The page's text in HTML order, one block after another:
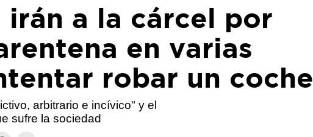
irán a la cárcel por
en varias
robar un coche
arbitrario e incívico" y el
sufre la sociedad